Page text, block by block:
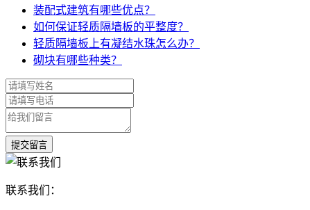
装配式建筑有哪些优点？
如何保证轻质隔墙板的平整度？
轻质隔墙板上有凝结水珠怎么办？
砌块有哪些种类？
联系我们：